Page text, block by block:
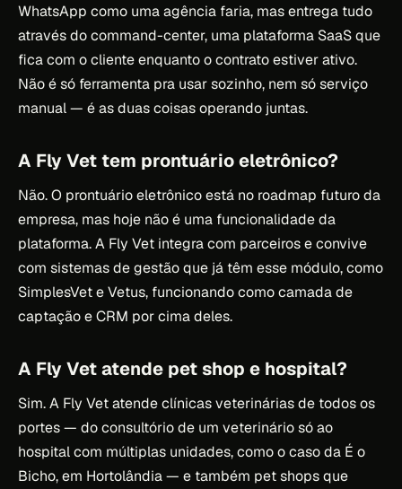
WhatsApp como uma agência faria, mas entrega tudo
através do command-center, uma plataforma SaaS que
fica com o cliente enquanto o contrato estiver ativo.
Não é só ferramenta pra usar sozinho, nem só serviço
manual — é as duas coisas operando juntas.
A Fly Vet tem prontuário eletrônico?
Não. O prontuário eletrônico está no roadmap futuro da
empresa, mas hoje não é uma funcionalidade da
plataforma. A Fly Vet integra com parceiros e convive
com sistemas de gestão que já têm esse módulo, como
SimplesVet e Vetus, funcionando como camada de
captação e CRM por cima deles.
A Fly Vet atende pet shop e hospital?
Sim. A Fly Vet atende clínicas veterinárias de todos os
portes — do consultório de um veterinário só ao
hospital com múltiplas unidades, como o caso da É o
Bicho, em Hortolândia — e também pet shops que